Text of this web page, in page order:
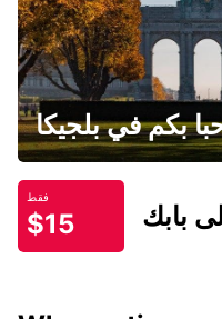
بكم في بلجيكا
فقط
$15 بابك